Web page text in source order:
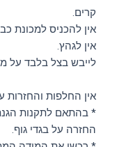
קרים.
אין להכניס למכונת
אין לגהץ.
לייבש בצל בלבד על
אין החלפות והחזרות
* בהתאם לתקנות
החזרה על בגדי גוף.